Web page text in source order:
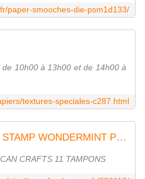
paper-smooches-die-psm1d133/
10h00 à 13h00 et de 14h00 à
textures-speciales-c287.html
PEPPERMINT CLEAR STAMP WONDERMINT PHRASES & ICONS
CRAFTS 11 TAMPONS